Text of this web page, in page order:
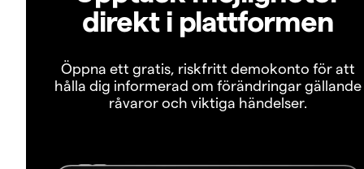
direkt i plattformen
Öppna ett gratis, riskfritt demokonto för att
hålla dig informerad om förändringar gällande
råvaror och viktiga händelser.